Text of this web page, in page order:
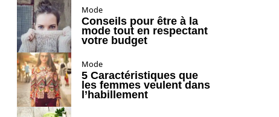
Mode
Conseils pour être à la
mode tout en respectant
votre budget
Mode
5 Caractéristiques que
les femmes veulent dans
l’habillement